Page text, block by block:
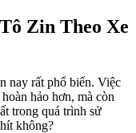
Zin Theo Xe
nay rất phổ biến. Việc
hảo hơn, mà còn
trong quá trình sử
không?